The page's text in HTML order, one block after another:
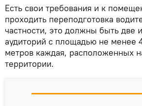
Есть свои требования и к
проходить переподготовка
частности, это должны быть две
аудиторий с площадью не менее
метров каждая, расположенных
территории.